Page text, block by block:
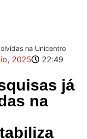
na Unicentro
2025
22:49
já
na